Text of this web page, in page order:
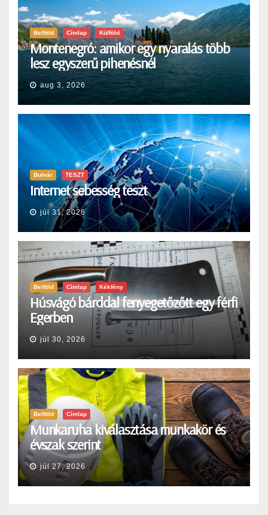
Belföld Címlap Külföld
Montenegró: amikor egy nyaralás több
lesz egyszerű pihenésnél
aug 3, 2026
Bulvár TESZT
Internet sebesség teszt
júl 31, 2026
Belföld Címlap Kékfény
Húsvágó bárddal fenyegetőzőtt egy férfi
Egerben
júl 30, 2026
Belföld Címlap
Munkaruha kiválasztása munkakör és
évszak szerint
júl 27, 2026